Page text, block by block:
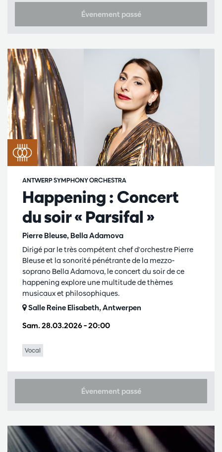
Évenement passé
Happening : Concert
du soir « Parsifal »
Pierre Bleuse, Bella Adamova
ANTWERP SYMPHONY ORCHESTRA
Sam. 28.03.2026– 20:00
Dirigé par le très compétent chef d'orchestre Pierre
Bleuse et la sonorité pénétrante de la mezzo-
soprano Bella Adamova, le concert du soir de ce
happening explore une multitude de thèmes
musicaux et philosophiques.
Salle Reine Elisabeth, Antwerpen
Vocal
Évenement passé